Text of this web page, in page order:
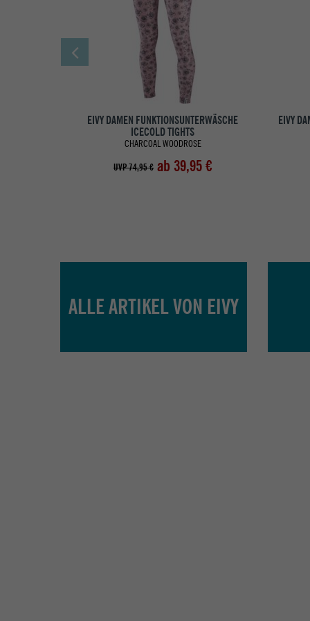
EIVY DAMEN FUNKTIONSUNTERWÄSCHE
ICECOLD TIGHTS
CHARCOAL WOODROSE
UVP 74,95 € ab 39,95 €
EIVY
ALLE ARTIKEL VON EIVY